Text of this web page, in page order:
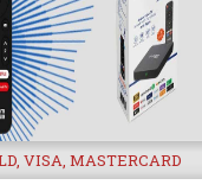
VISA, MASTERCARD